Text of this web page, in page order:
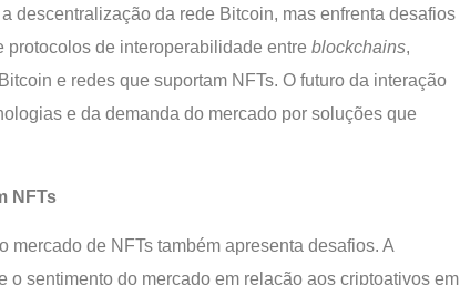
descentralização da rede Bitcoin, mas enfrenta desafios
de interoperabilidade entre blockchains,
e redes que suportam NFTs. O futuro da interação
e da demanda do mercado por soluções que
NFTs
de NFTs também apresenta desafios. A
sentimento do mercado em relação aos criptoativos em